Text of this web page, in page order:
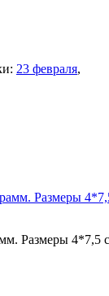
23 февраля,
Размеры 4*7,5